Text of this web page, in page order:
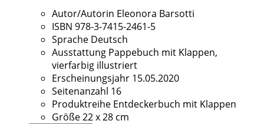
Autor/Autorin Eleonora Barsotti
ISBN 978-3-7415-2461-5
Sprache Deutsch
Ausstattung Pappebuch mit Klappen,
vierfarbig illustriert
Erscheinungsjahr 15.05.2020
Seitenanzahl 16
Produktreihe Entdeckerbuch mit Klappen
Größe22 x 28 cm